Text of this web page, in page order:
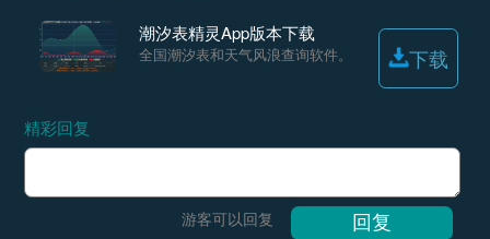
潮汐表精灵App版本下载
全国潮汐表和天气风浪查询软件。 下载
精彩回复
游客可以回复